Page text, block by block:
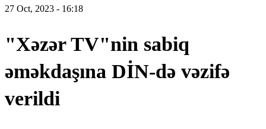
27 Oct, 2023 - 16:18
"Xəzər TV"nin sabiq
əməkdaşına DİN-də vəzifə
verildi